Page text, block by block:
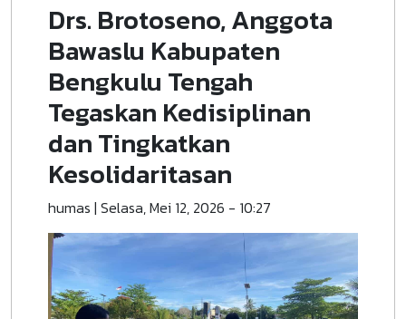
Drs. Brotoseno, Anggota
Bawaslu Kabupaten
Bengkulu Tengah
Tegaskan Kedisiplinan
dan Tingkatkan
Kesolidaritasan
humas | Selasa, Mei 12, 2026 - 10:27